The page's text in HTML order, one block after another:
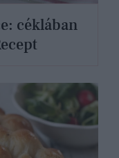
céklában